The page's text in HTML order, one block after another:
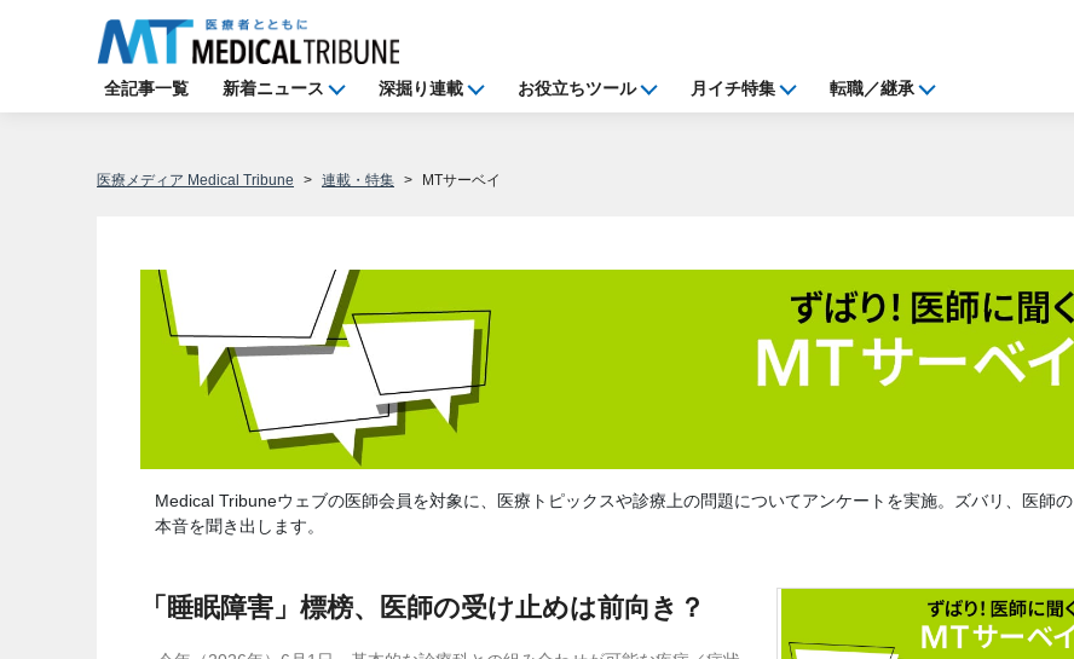
全記事一覧 新着ニュース 深掘り連載 お役立ちツール 月イチ特集 転職／継承
医療メディア Medical Tribune 連載・特集 MTサーベイ
Medical Tribuneウェブの医師会員を対象に、医療トピックスや診療上の問題についてアンケートを実施。ズバリ、医師の
本音を聞き出します。
「睡眠障害」標榜、医師の受け止めは前向き？